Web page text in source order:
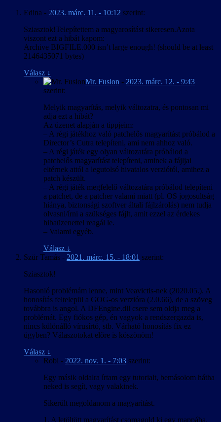
Egy sok, egymással különféle viszonyban levő karaktert mozgató
játéknál különösen nehéz az angolban ilyen formában nem létező
tegezés/magázás megállapítása, amikor pedig egy karakter akár
egyazon mondatban szólít egy másikat vegyesen hol vezeték-, hol
keresztnéven, akkor nincs jó megoldás. Az egyértelmű helyzeteket
kivéve jellemzően a mindkét névvel jobban működő magázásban
íródtak a szövegek, és egyes esetekben a fejlesztői kommentárokban
elhangzottak is alátámasztották e döntéseinket.
Egy másik nehézség a kínaiból elvileg meghatározott szabályok
szerint átírandó szavak és nevek kezelése volt, mivel gyakorlatilag
két szabálykészlet él párhuzamosan: a nemzetközileg elfogadott
kínai-angol pinjin átírás, illetve egy ún. „népszerű magyar” átírás. A
pinjin sokkal pontosabban adja vissza az eredeti hangzást, de csak
ha az olvasó ismeri az angol nyelv kiejtési szabályait, a „népszerű
magyar” ellenben nem igényel előképzettséget, cserébe viszont
következetlen és pontatlan. Végül egy „hibrid” módszerrel éltünk:
az írásban és kiejtve is szereplő neveknél a pinjinen alapuló „hallás
utáni” átírást használtunk, a játékvilágban is láthatók az
azonosíthatóság miatt pinjinben maradtak, a játékvilágban nem
megjelenő és el sem hangzó szövegekben levők pedig jobbára
„népszerű magyar” átírásban vannak.
A magyarítás technikailag sem volt egyszerű, bár legalább a
betűkészletekben megvoltak az általában hiányzó „őŐ” és „űŰ”
betűk, még ha nem is néztek ki tökéletesen. A Crystal Engine
virtuális fájlrendszerének kezeléséhez létezett eszköz, de a kinyert
adatfájl szövegként kezelhető formába és vissza alakítására TSL16b-
nek kellett írnia egy konvertert. Visszafelé tovább bonyolódott a
dolog, mert a játék nem tölt be külső fájlt, így csak az eredeti fájlok
módosításával lehet bármin változtatni. És míg a HR-nél egy 18
ML-nél egy 1,6 GB-os fájlt kellett volna kiadni. A megoldást az ún.
delta tömörítés jelentette, amihez találtunk egy olyan parancssori
eszközt, ami elboldogult egy ekkora fájllal is. A Director’s Cut
változatnál szerencsére erre nem volt szükség, mert ahhoz létezett
egy olyan módosított rutinkönyvtár, amire az eredetit lecserélve a
játék „megtanult” további adatfájlokat betölteni, így csak a többi
betűkészletet használ, és az egyedi
fájlformátumok + ScaleForm miatt esélyt se
láttunk ennek esetleges javítására.
A mentett játékok elnevezésére használt
pályanevek a játék futtatható állományába
vannak “beledrótozva”, aminek piszkálásától
inkább eltekintettünk, így azok a
meg.
Edina - 2023. márc. 11. - 10:12 szerint:
Sziasztok!Telepítettem a magyarosítást sikeresen.Azota
viszont ezt a hibát kapom:
Archive BIGFILE.000 isn’t large enough! (should be at least
2146435071 bytes)
Válasz ↓
Mr. Fusion - 2023. márc. 12. - 9:43
szerint:
Melyik magyarítás, melyik változatra, és pontosan mi
adja ezt a hibát?
Az üzenet alapján a tippjeim:
– A régi játékhoz való patchelős magyarítást próbálod a
Director’s Cutra telepíteni, ami nem ahhoz való.
– A régi játék egy olyan változatára próbálod a
patchelős magyarítást telepíteni, aminek a fájljai
eltérnek attól a legutolsó hivatalos verziótól, amihez a
patch készült.
– A régi játék megfelelő változatára próbálod telepíteni
a patchet, de a patcher valami miatt (pl. OS jogosultság
hiánya, biztonsági szoftver általi fájlzárolás) nem tudja
olvasni/írni a szükséges fájlt, amit ezzel az érdekes
hibaüzenettel reagál le.
– Valami egyéb.
Válasz ↓
Szür Tamás - 2021. márc. 15. - 18:01 szerint:
Sziasztok!
Hasonló problémám lenne, mint Veavictis-nek (2020.05.). A
honosítás feltelepül a GOG-os verzióra (2.0.66), de a szöveg
továbbra is angol. A DFEngine.dll csere sem oldja meg a
problémát. Egy fiókos gép, én vagyok a rendszergazda is,
nincs különálló vírusírtó, stb. Várható honosítás fix ez
ügyben? Válaszotokat előre is köszönöm!
Válasz ↓
Robi - 2022. nov. 1. - 7:03 szerint:
Egy másik oldalra írtam egy tutorialt, bemásolom hátha
neked is segít, vagy valakinek.
Sikerült megoldanom a magyarítást.
1. A letöltött magyarítást csomagold ki egy mappába.